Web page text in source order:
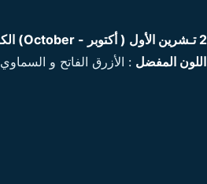
October
)
اللون المفضل : الأزرق الفاتح و